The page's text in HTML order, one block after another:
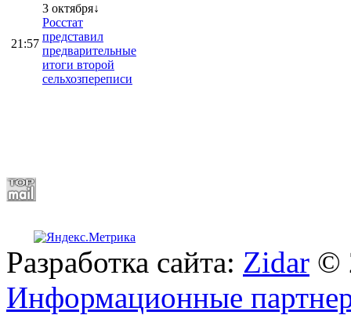
21:57
3 октября↓
Росстат
представил
предварительные
итоги второй
сельхозпереписи
Разработка сайта: Zidar ©
Информационные